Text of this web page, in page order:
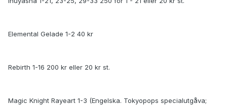
Elemental Gelade 1-2 40 kr
Rebirth 1-16 200 kr eller 20 kr st.
Magic Knight Rayeart 1-3 (Engelska. Tokyopops specialutgåva;